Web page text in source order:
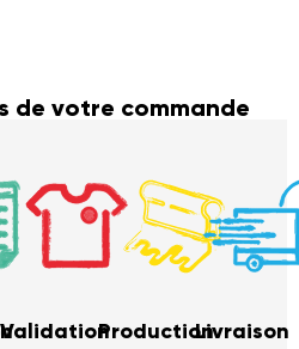
de votre commande
ValidationProductionLivraison